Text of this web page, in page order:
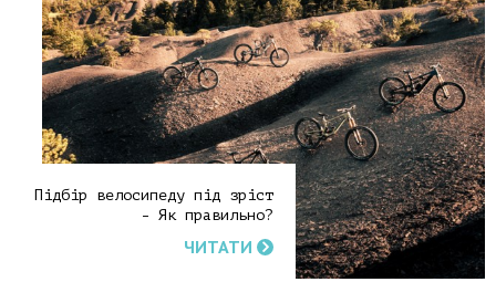
Підбір велосипеду під зріст
- Як правильно?
ЧИТАТИ